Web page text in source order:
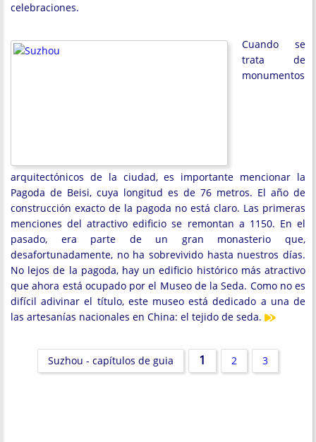
celebraciones.
Cuando se
trata de
monumentos
arquitectónicos de la ciudad, es importante mencionar la
Pagoda de Beisi, cuya longitud es de 76 metros. El año de
construcción exacto de la pagoda no está claro. Las primeras
menciones del atractivo edificio se remontan a 1150. En el
pasado, era parte de un gran monasterio que,
desafortunadamente, no ha sobrevivido hasta nuestros días.
No lejos de la pagoda, hay un edificio histórico más atractivo
que ahora está ocupado por el Museo de la Seda. Como no es
difícil adivinar el título, este museo está dedicado a una de
las artesanías nacionales en China: el tejido de seda.
Suzhou - capítulos de guia 1 2 3